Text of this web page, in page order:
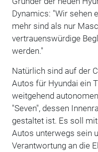
Dynamics: "Wir sehen
mehr sind als nur
vertrauenswürdige
werden."
Natürlich sind auf der
Autos für Hyundai ein
weitgehend
"Seven", dessen
gestaltet ist. Es soll
Autos unterwegs sein
Verantwortung an die